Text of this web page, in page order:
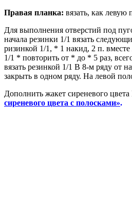
Правая планка: вязать, как левую
Для выполнения отверстий под
начала резинки 1/1 вязать
ризинкой 1/1, * 1 накид, 2 п.
1/1 * повторить от * до * 5 раз,
вязать резинкой 1/1 В 8-м ряду от
закрыть в одном ряду. На левой
Дополнить жакет сиреневого
сиреневого цвета с полосками».